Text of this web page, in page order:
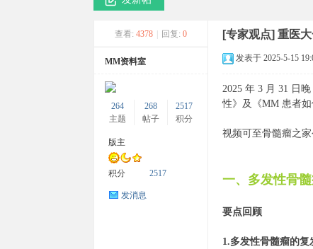
› ›
查看: 4378 回复: 0 [专家观点] 重医
MM资料室
264
主题
268
帖子
2517
积分
版主
积分 2517
发消息
发表于 2025-5-15
2025 年 3 月 31 日
性》及《MM 患者
视频可至骨髓瘤之家
一、多发性骨
要点回顾
1.多发性骨髓瘤的